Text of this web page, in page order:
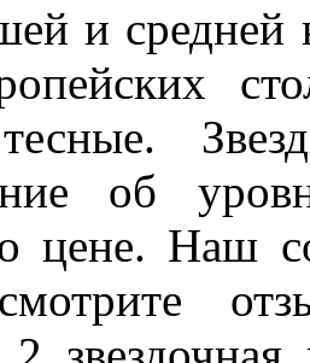
и средней
об
цене. Наш